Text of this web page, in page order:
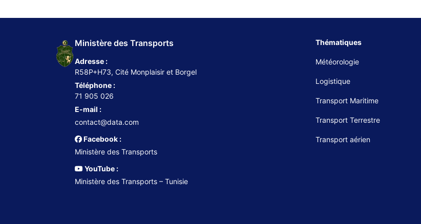
Ministère des Transports
Adresse :
R58P+H73, Cité Monplaisir et Borgel
Téléphone :
71 905 026
E-mail :
contact@data.com
Facebook :
Ministère des Transports
YouTube :
Ministère des Transports – Tunisie
Thématiques
Météorologie
Logistique
Transport Maritime
Transport Terrestre
Transport aérien